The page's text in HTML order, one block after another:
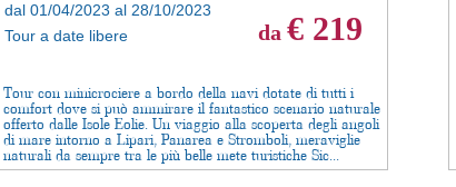
dal 01/04/2023 al 28/10/2023
Tour a date libere
Tour con minicrociere a bordo della navi dotate di tutti i
comfort dove si può ammirare il fantastico scenario naturale
offerto dalle Isole Eolie. Un viaggio alla scoperta degli angoli
di mare intorno a Lipari, Panarea e Stromboli, meraviglie
naturali da sempre tra le più belle mete turistiche Sic...
da € 219